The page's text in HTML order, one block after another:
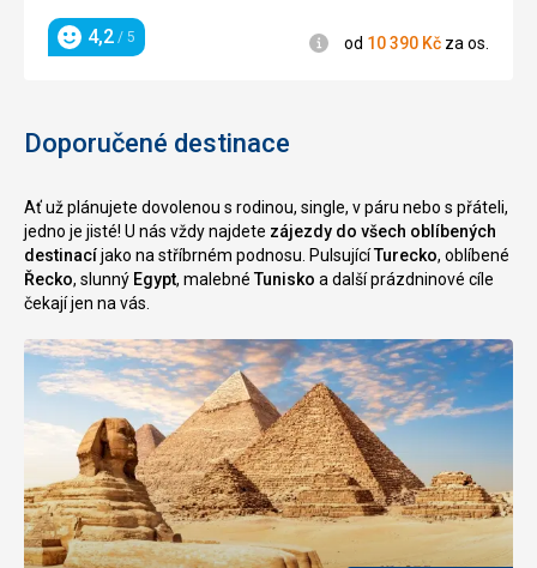
Hodnocení
4,2 / 5 Informace
od 10 390 Kč za os.
Doporučené destinace
Ať už plánujete dovolenou s rodinou, single, v páru nebo s přáteli,
jedno je jisté! U nás vždy najdete zájezdy do všech oblíbených
destinacíjako na stříbrném podnosu. PulsujícíTurecko, oblíbené
Řecko, slunný Egypt, malebné Tunisko a další prázdninové cíle
čekají jen na vás.